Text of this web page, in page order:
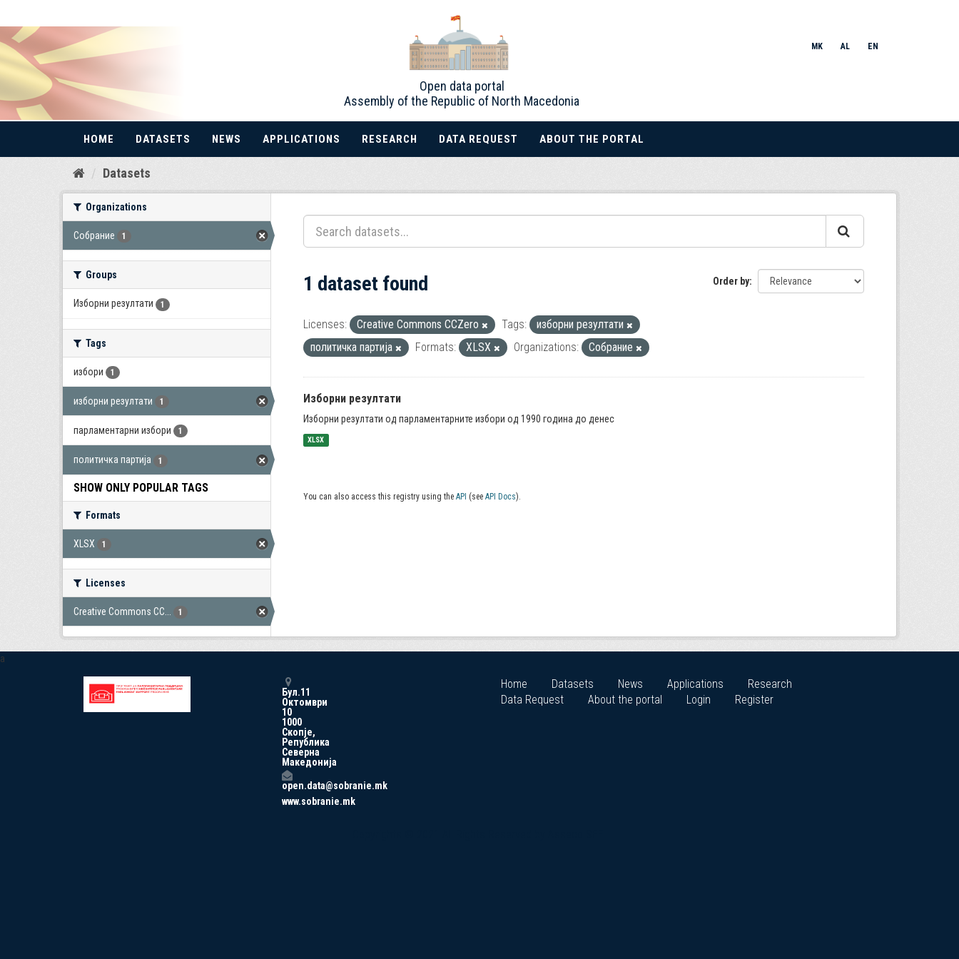
Skip
Open data portal
Assembly of the Republic of North Macedonia
MK AL EN
HOME DATASETS NEWS APPLICATIONS RESEARCH DATA REQUEST ABOUT THE PORTAL
Datasets
Organizations
Собрание 1
Groups
Изборни резултати 1
Tags
избори 1
изборни резултати 1
парламентарни избори 1
политичка партија 1
SHOW ONLY POPULAR TAGS
Formats
XLSX 1
Licenses
Creative Commons CC... 1
Order by
1 dataset found
Licenses: Creative Commons CCZero Tags:
изборни резултати
политичка партија
Formats: XLSX Organizations: Собрание
Изборни резултати
Изборни резултати од парламентарните избори од 1990 година до денес
XLSX
You can also access this registry using the API (see API Docs).
a
Бул.11
Октомври
10
1000
Скопје,
Република
Северна
Македонија
open.data@sobranie.mk
www.sobranie.mk
Home Datasets News Applications
Research
Data Request
About the portal Login Register